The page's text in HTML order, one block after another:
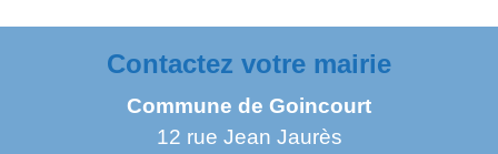
Contactez votre mairie
Commune de Goincourt
12 rue Jean Jaurès